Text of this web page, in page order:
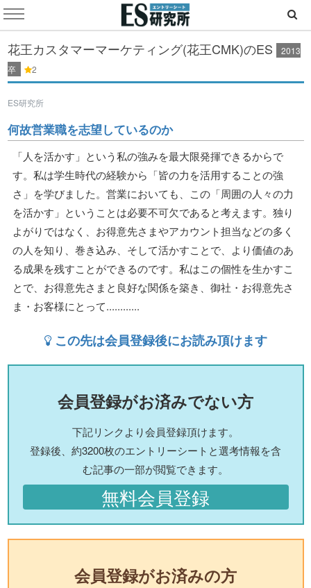
花王カスタマーマーケティング(花王CMK)のES
2013
卒
2
ES研究所
何故営業職を志望しているのか
「人を活かす」という私の強みを最大限発揮できるからで
す。私は学生時代の経験から「皆の力を活用することの強
さ」を学びました。営業においても、この「周囲の人々の力
を活かす」ということは必要不可欠であると考えます。独り
よがりではなく、お得意先さまやアカウント担当などの多く
の人を知り、巻き込み、そして活かすことで、より価値のあ
る成果を残すことができるのです。私はこの個性を生かすこ
とで、お得意先さまと良好な関係を築き、御社・お得意先さ
ま・お客様にとって............
この先は会員登録後にお読み頂けます
会員登録がお済みでない方
下記リンクより会員登録頂けます。
登録後、約3200枚のエントリーシートと選考情報を含
む記事の一部が閲覧できます。
無料会員登録
会員登録がお済みの方